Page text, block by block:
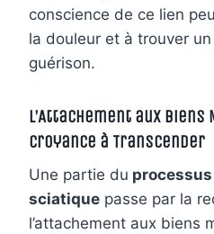
conscience de ce lien
la douleur et à trouver
guérison.
L’Attachement aux
Croyance à Transcender
Une partie du
sciatique passe par la
l’attachement aux biens